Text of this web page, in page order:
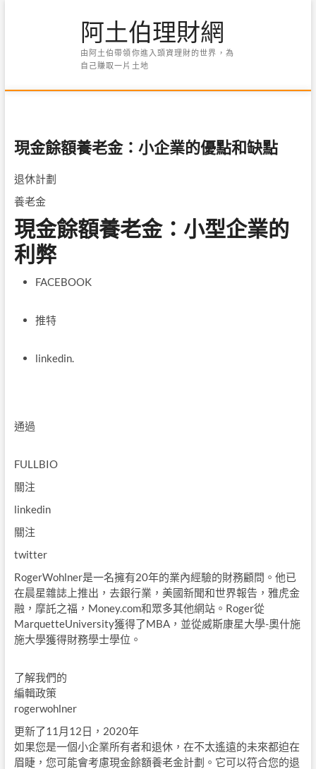
阿土伯理財網
由阿土伯帶領你進入頭資理財的世界，為
自己賺取一片土地
現金餘額養老金：小企業的優點和缺點
退休計劃
養老金
現金餘額養老金：小型企業的
利弊
FACEBOOK
推特
linkedin.
通過
FULLBIO
關注
linkedin
關注
twitter
RogerWohlner是一名擁有20年的業內經驗的財務顧問。他已
在晨星雜誌上推出，去銀行業，美國新聞和世界報告，雅虎金
融，摩託之福，Money.com和眾多其他網站。Roger從
MarquetteUniversity獲得了MBA，並從威斯康星大學-奧什施
施大學獲得財務學士學位。
了解我們的
編輯政策
rogerwohlner
更新了11月12日，2020年
如果您是一個小企業所有者和退休，在不太遙遠的未來都迫在
眉睫，您可能會考慮現金餘額養老金計劃。它可以符合您的退